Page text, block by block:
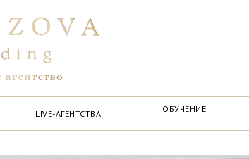
ОБУЧЕНИЕ
LIVE-АГЕНТСТВА